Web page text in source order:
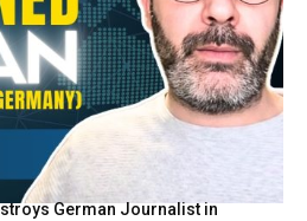
German Journalist in